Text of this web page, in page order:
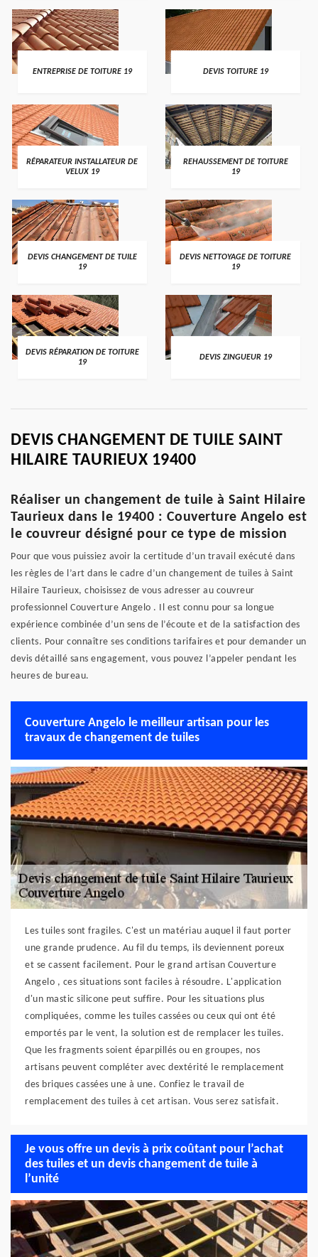
ENTREPRISE DE TOITURE 19 DEVIS TOITURE 19
RÉPARATEUR INSTALLATEUR DE
VELUX 19
REHAUSSEMENT DE TOITURE
19
DEVIS CHANGEMENT DE TUILE
19
DEVIS NETTOYAGE DE TOITURE
19
DEVIS RÉPARATION DE TOITURE
19
DEVIS ZINGUEUR 19
DEVIS CHANGEMENT DE TUILE SAINT
HILAIRE TAURIEUX 19400
Réaliser un changement de tuile à Saint Hilaire
Taurieux dans le 19400 : Couverture Angelo est
le couvreur désigné pour ce type de mission
Pour que vous puissiez avoir la certitude d’un travail exécuté dans
les règles de l’art dans le cadre d’un changement de tuiles à Saint
Hilaire Taurieux, choisissez de vous adresser au couvreur
professionnel Couverture Angelo . Il est connu pour sa longue
expérience combinée d’un sens de l’écoute et de la satisfaction des
clients. Pour connaître ses conditions tarifaires et pour demander un
devis détaillé sans engagement, vous pouvez l’appeler pendant les
heures de bureau.
Couverture Angelo le meilleur artisan pour les
travaux de changement de tuiles
Les tuiles sont fragiles. C'est un matériau auquel il faut porter
une grande prudence. Au fil du temps, ils deviennent poreux
et se cassent facilement. Pour le grand artisan Couverture
Angelo , ces situations sont faciles à résoudre. L'application
d'un mastic silicone peut suffire. Pour les situations plus
compliquées, comme les tuiles cassées ou ceux qui ont été
emportés par le vent, la solution est de remplacer les tuiles.
Que les fragments soient éparpillés ou en groupes, nos
artisans peuvent compléter avec dextérité le remplacement
des briques cassées une à une. Confiez le travail de
remplacement des tuiles à cet artisan. Vous serez satisfait.
Je vous offre un devis à prix coûtant pour l’achat
des tuiles et un devis changement de tuile à
l’unité